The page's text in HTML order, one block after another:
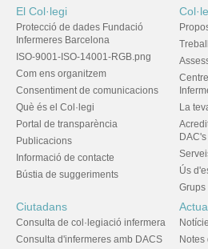
El Col·legi
Protecció de dades Fundació
Infermeres Barcelona
ISO-9001-ISO-14001-RGB.png
Com ens organitzem
Consentiment de comunicacions
Què és el Col·legi
Portal de transparència
Publicacions
Informació de contacte
Bústia de suggeriments
Treball
La
DAC's
Ús
Grups
Ciutadans
Consulta de col·legiació infermera
Consulta d'infermeres amb DACS
Notes